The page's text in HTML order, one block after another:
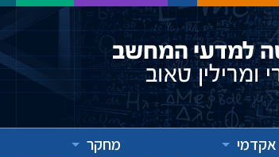
אקדמי מחקר